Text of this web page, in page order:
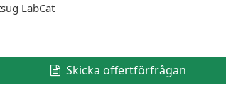
LabCat
Skicka offertförfrågan